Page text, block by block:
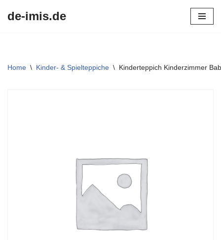
de-imis.de
Home \ Kinder- & Spielteppiche \ Kinderteppich Kinderzimmer